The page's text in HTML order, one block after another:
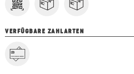
VERFÜGBARE ZAHLARTEN